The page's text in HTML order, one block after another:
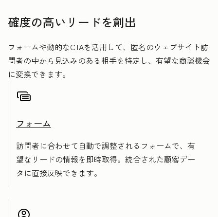
確度の高いリードを創出
フォームや動的なCTAを活用して、匿名のウェブサイト訪
問者の中から見込みのある相手を特定し、有望な商談機会
に変換できます。
フォーム
訪問者に合わせて自動で調整されるフォームで、有
望なリードの情報を即時取得。統合された顧客デー
タに直接反映できます。